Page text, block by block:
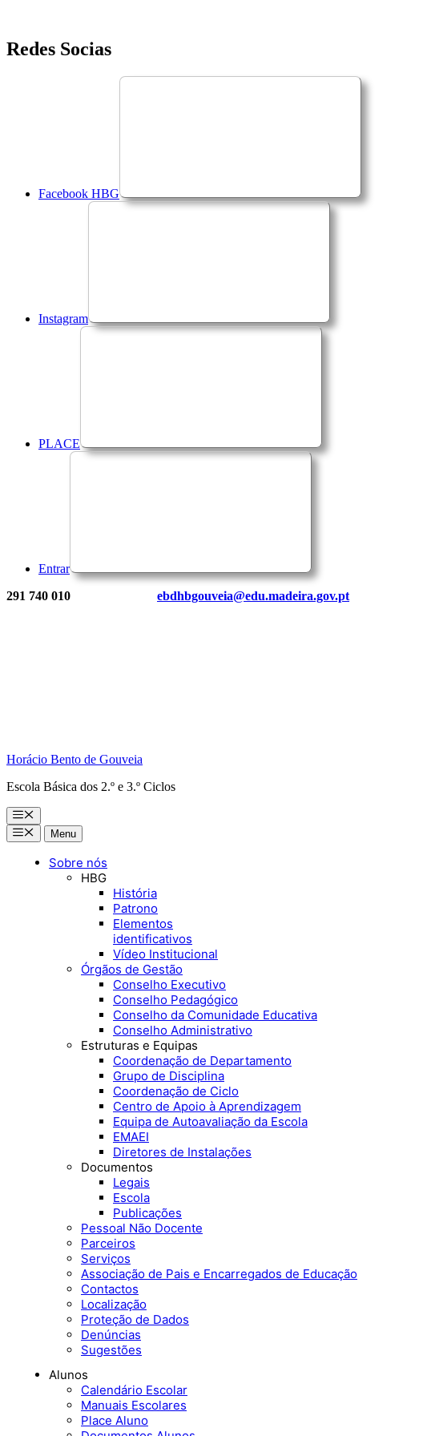
Saltar
para
Redes Socias
Facebook HBG
Instagram
PLACE
Entrar
291 740 010 ebdhbgouveia@edu.madeira.gov.pt
Horácio Bento de Gouveia
Escola Básica dos 2.º e 3.º Ciclos
Menu
MenuMenu
Sobre nós
HBG
História
Patrono
Elementos
identificativos
Vídeo Institucional
Órgãos de Gestão
Conselho Executivo
Conselho Pedagógico
Conselho da Comunidade Educativa
Conselho Administrativo
Estruturas e Equipas
Coordenação de Departamento
Grupo de Disciplina
Coordenação de Ciclo
Centro de Apoio à Aprendizagem
Equipa de Autoavaliação da Escola
EMAEI
Diretores de Instalações
Documentos
Legais
Escola
Publicações
Pessoal Não Docente
Parceiros
Serviços
Associação de Pais e Encarregados de Educação
Contactos
Localização
Proteção de Dados
Denúncias
Sugestões
Alunos
Calendário Escolar
Manuais Escolares
Place Aluno